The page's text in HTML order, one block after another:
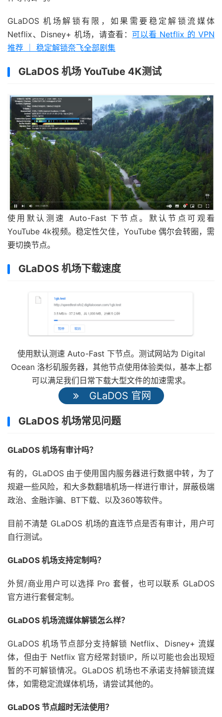
GLaDOS 机场解锁有限，如果需要稳定解锁流媒体
Netflix、Disney+ 机场，请查看：可以看 Netflix 的 VPN
推荐 ｜ 稳定解锁奈飞全部剧集
GLaDOS 机场 YouTube 4K测试
使用默认测速 Auto-Fast 下节点。默认节点可观看
YouTube 4k视频。稳定性欠佳，YouTube 偶尔会转圈，需
要切换节点。
GLaDOS 机场下载速度
使用默认测速 Auto-Fast 下节点。测试网站为 Digital
Ocean 洛杉矶服务器，其他节点使用体验类似，基本上都
可以满足我们日常下载大型文件的加速需求。
GLaDOS 官网
GLaDOS 机场常见问题
GLaDOS 机场有审计吗？
有的，GLaDOS 由于使用国内服务器进行数据中转，为了
规避一些风险，和大多数翻墙机场一样进行审计，屏蔽极端
政治、金融诈骗、BT下载、以及360等软件。
目前不清楚 GLaDOS 机场的直连节点是否有审计，用户可
自行测试。
GLaDOS 机场支持定制吗？
外贸/商业用户可以选择 Pro 套餐，也可以联系 GLaDOS
官方进行套餐定制。
GLaDOS 机场流媒体解锁怎么样？
GLaDOS 机场节点部分支持解锁 Netflix、Disney+ 流媒
体，但由于 Netflix 官方经常封锁IP，所以可能也会出现短
暂的不可解锁情况。GLaDOS 机场也不承诺支持解锁流媒
体，如需稳定流媒体机场，请尝试其他的。
GLaDOS 节点超时无法使用？